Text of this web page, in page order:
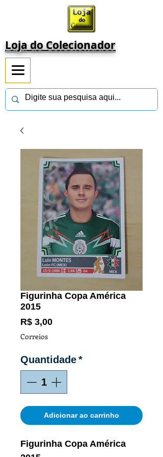
Loja do Colecionador
Figurinha Copa América
2015
R$ 3,00Preço
Correios
Quantidade*
Adicionar ao carrinho
Figurinha Copa América